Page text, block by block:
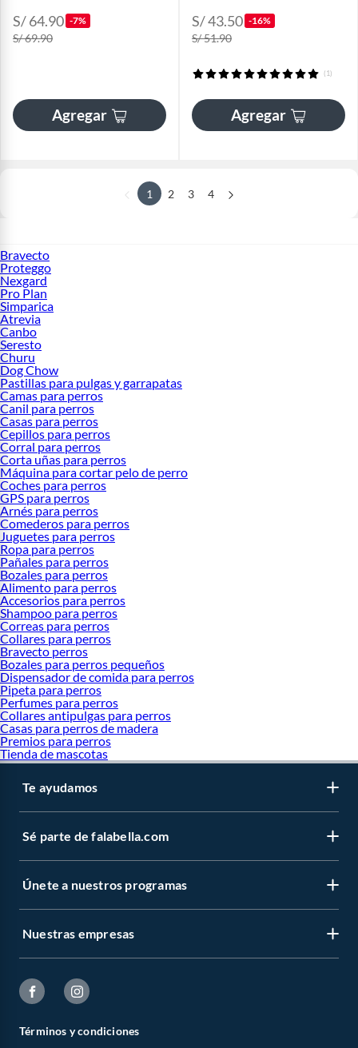
S/ 64.90 -7%
S/ 69.90
Agregar
S/ 43.50 -16%
S/ 51.90
(1)
Agregar
1 2 3 4
Bravecto
Proteggo
Nexgard
Pro Plan
Simparica
Atrevia
Canbo
Seresto
Churu
Dog Chow
Pastillas para pulgas y garrapatas
Camas para perros
Canil para perros
Casas para perros
Cepillos para perros
Corral para perros
Corta uñas para perros
Máquina para cortar pelo de perro
Coches para perros
GPS para perros
Arnés para perros
Comederos para perros
Juguetes para perros
Ropa para perros
Pañales para perros
Bozales para perros
Alimento para perros
Accesorios para perros
Shampoo para perros
Correas para perros
Collares para perros
Bravecto perros
Bozales para perros pequeños
Dispensador de comida para perros
Pipeta para perros
Perfumes para perros
Collares antipulgas para perros
Casas para perros de madera
Premios para perros
Tienda de mascotas
Te ayudamos
Sé parte de falabella.com
Únete a nuestros programas
Nuestras empresas
Términos y condiciones